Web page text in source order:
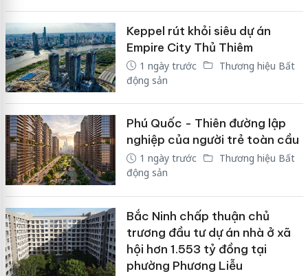
Keppel rút khỏi siêu dự án
Empire City Thủ Thiêm
1 ngày trước
Thương hiệu Bất
động sản
Phú Quốc - Thiên đường lập
nghiệp của người trẻ toàn cầu
1 ngày trước
Thương hiệu Bất
động sản
Bắc Ninh chấp thuận chủ
trương đầu tư dự án nhà ở xã
hội hơn 1.553 tỷ đồng tại
phường Phương Liễu